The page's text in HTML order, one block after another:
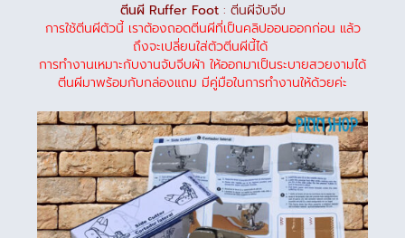
ตีนผี Ruffer Foot: ตีนผีจับจีบ
การใช้ตีนผีตัวนี้ เราต้องถอดตีนผีที่เป็นคลิปออนออกก่อน แล้ว
ถึงจะเปลี่ยนใส่ตัวตีนผีนี้ได้
การทำงานเหมาะกับงานจับจีบผ้า ให้ออกมาเป็นระบายสวยงามได้
ตีนผีมาพร้อมกับกล่องแถม มีคู่มือในการทำงานให้ด้วยค่ะ